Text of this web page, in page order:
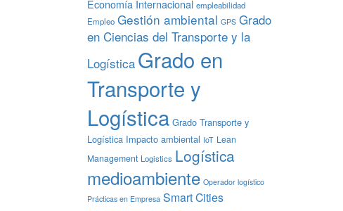
Economía Internacional empleabilidad
Empleo Gestión ambiental GPS Grado
en Ciencias del Transporte y la
Logística Grado en
Transporte y
Logística Grado Transporte y
Logística Impacto ambiental IoT Lean
Management Logistics Logística
medioambiente Operador logístico
Prácticas en Empresa Smart Cities